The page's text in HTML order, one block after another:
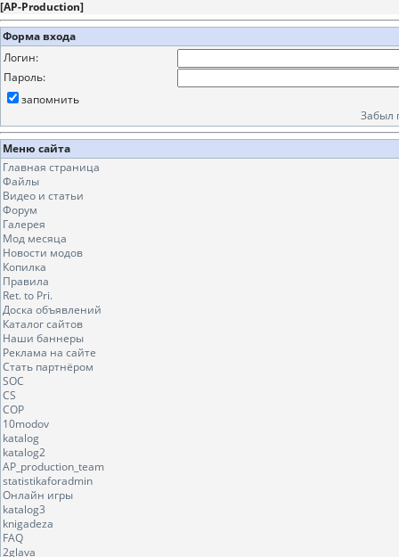
[AP-Production]
Форма входа
Логин:
Пароль:
запомнить
Забыл
Меню сайта
Главная страница
Файлы
Видео и статьи
Форум
Галерея
Мод месяца
Новости модов
Копилка
Правила
Ret. to Pri.
Доска объявлений
Каталог сайтов
Наши баннеры
Реклама на сайте
Стать партнёром
SOC
CS
COP
10modov
katalog
katalog2
AP_production_team
statistikaforadmin
Онлайн игры
katalog3
knigadeza
FAQ
2glava